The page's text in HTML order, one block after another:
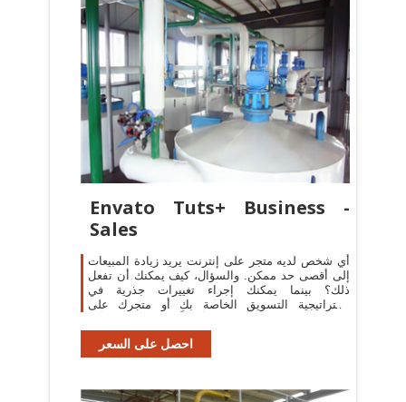
Envato Tuts+ Business -
Sales
أي شخص لديه متجر على إنترنت يريد زيادة المبيعات
إلى أقصى حد ممكن. والسؤال، كيف يمكنك أن تفعل
ذلك؟ بينما يمكنك إجراء تغييرات جذرية في
استراتيجية التسويق الخاصة بك أو متجرك على
احصل على السعر